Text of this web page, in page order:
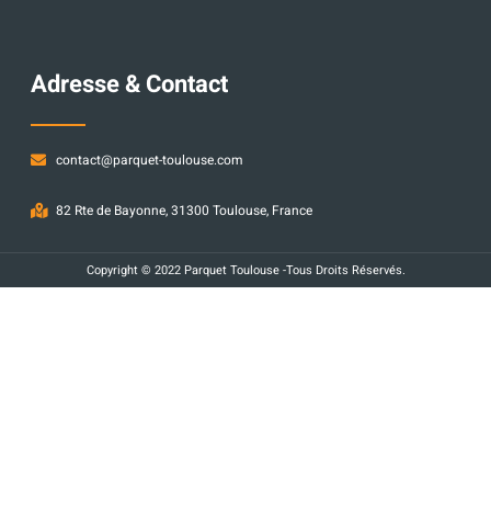
Adresse & Contact
contact@parquet-toulouse.com
82 Rte de Bayonne, 31300 Toulouse, France
Copyright © 2022 Parquet Toulouse -Tous Droits Réservés.